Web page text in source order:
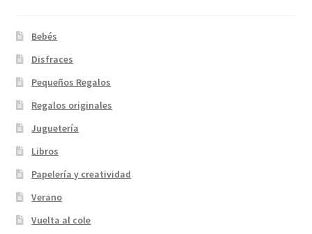
Bebés
Disfraces
Pequeños Regalos
Regalos originales
Juguetería
Libros
Papelería y creatividad
Verano
Vuelta al cole